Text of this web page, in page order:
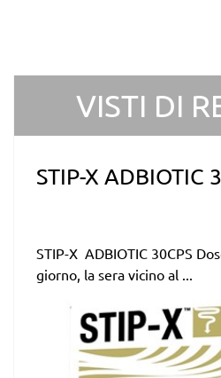
VISTI DI
STIP-X ADBIOTIC
STIP-X ADBIOTIC 30CPS
giorno, la sera vicino al ...